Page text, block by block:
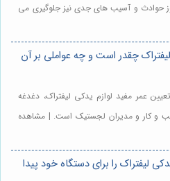
حوادث و آسیب های جدی نیز جلوگیری می
چقدر است و چه عواملی بر آن
عمر مفید لوازم یدکی لیفتراک، دغدغه
و کار و مدیران لجستیک است. | مشاهده
لیفتراک را برای دستگاه خود پیدا